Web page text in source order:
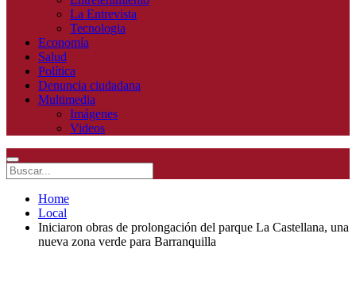
La Entrevista
Tecnologia
Economía
Salud
Política
Denuncia ciudadana
Multimedia
Imágenes
Videos
Home
Local
Iniciaron obras de prolongación del parque La Castellana, una
nueva zona verde para Barranquilla